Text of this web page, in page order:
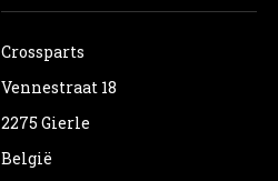
Crossparts
Vennestraat 18
2275 Gierle
België